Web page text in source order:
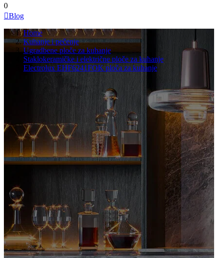
0
Blog
Home
Kuhanje i pečenje
Ugradbene ploče za kuhanje
Staklokeramičke i električne ploče za kuhanje
Electrolux EHF6241FOK ploča za kuhanje